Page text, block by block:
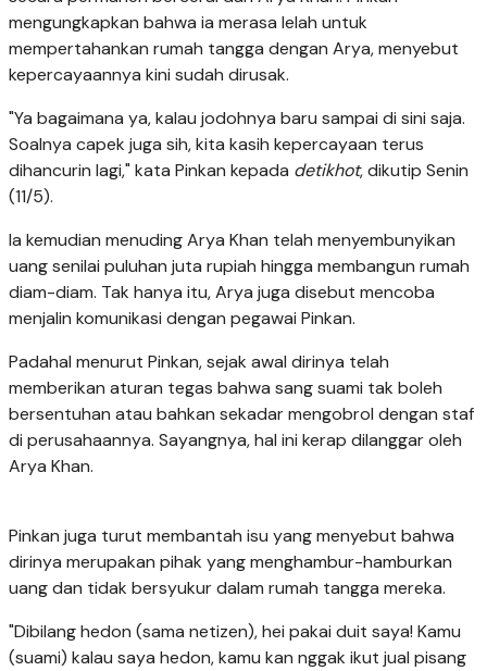
mengungkapkan bahwa ia merasa lelah untuk
mempertahankan rumah tangga dengan Arya, menyebut
kepercayaannya kini sudah dirusak.
"Ya bagaimana ya, kalau jodohnya baru sampai di sini saja.
Soalnya capek juga sih, kita kasih kepercayaan terus
dihancurin lagi," kata Pinkan kepada detikhot, dikutip Senin
(11/5).
Ia kemudian menuding Arya Khan telah menyembunyikan
uang senilai puluhan juta rupiah hingga membangun rumah
diam-diam. Tak hanya itu, Arya juga disebut mencoba
menjalin komunikasi dengan pegawai Pinkan.
Padahal menurut Pinkan, sejak awal dirinya telah
memberikan aturan tegas bahwa sang suami tak boleh
bersentuhan atau bahkan sekadar mengobrol dengan staf
di perusahaannya. Sayangnya, hal ini kerap dilanggar oleh
Arya Khan.
Pinkan juga turut membantah isu yang menyebut bahwa
dirinya merupakan pihak yang menghambur-hamburkan
uang dan tidak bersyukur dalam rumah tangga mereka.
"Dibilang hedon (sama netizen), hei pakai duit saya! Kamu
(suami) kalau saya hedon, kamu kan nggak ikut jual pisang